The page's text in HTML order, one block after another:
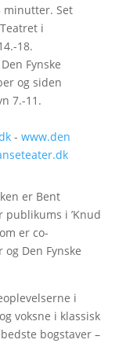
minutter. Set
i
18.
Fynske
og siden
7.-11.
- www.den
er Bent
publikums i ’Knud
er co-
Den Fynske
i
voksne i klassisk
bogstaver –